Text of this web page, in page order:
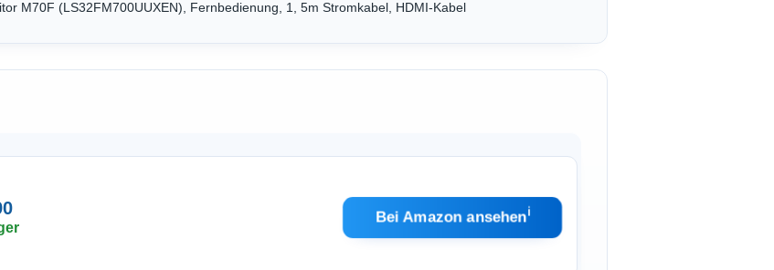
M70F (LS32FM700UUXEN), Fernbedienung, 1, 5m Stromkabel, HDMI-Kabel
Bei Amazon ansehenℹ︎